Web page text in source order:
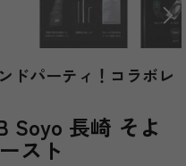
ドパーティ！コラボレ
Soyo 長崎 そよ
スト